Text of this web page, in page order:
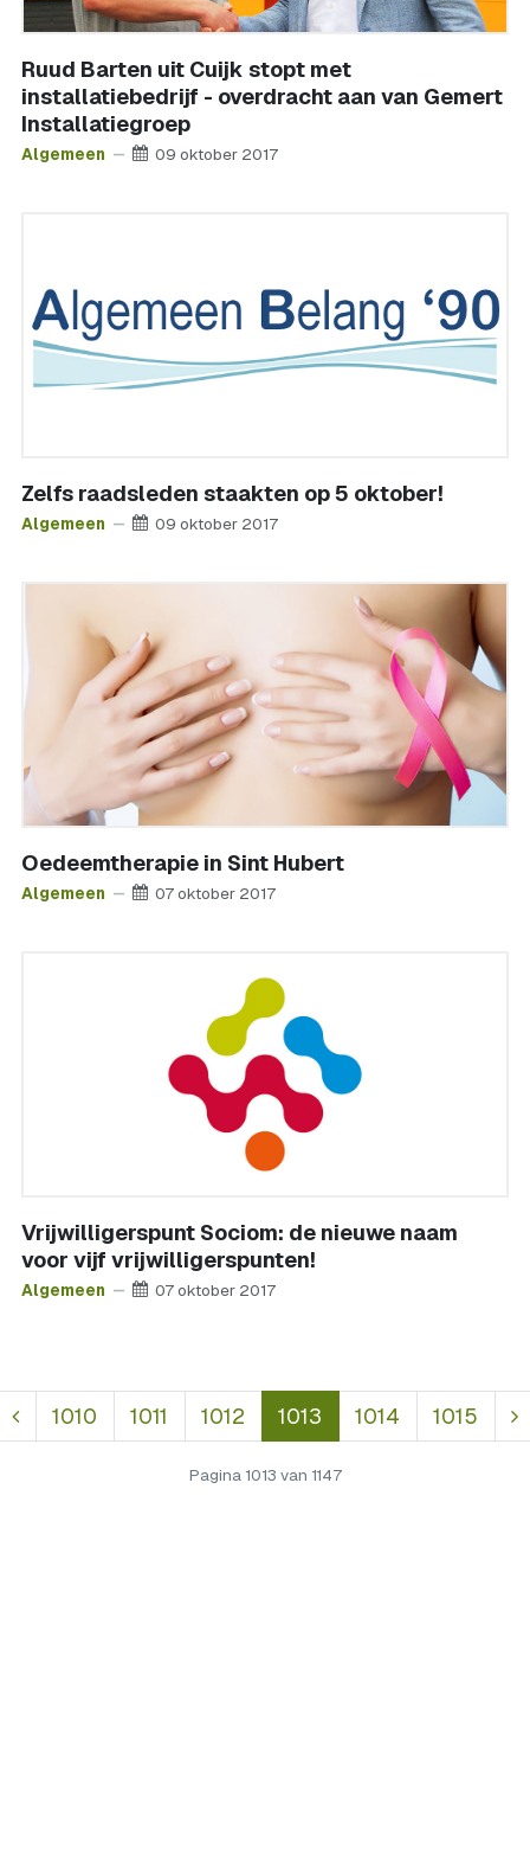
Ruud Barten uit Cuijk stopt met
installatiebedrijf - overdracht aan van Gemert
Installatiegroep
Algemeen 09 oktober 2017
Zelfs raadsleden staakten op 5 oktober!
Algemeen 09 oktober 2017
Oedeemtherapie in Sint Hubert
Algemeen 07 oktober 2017
Vrijwilligerspunt Sociom: de nieuwe naam
voor vijf vrijwilligerspunten!
Algemeen 07 oktober 2017
1010 1011 1012 1013 1014 1015
Pagina 1013 van 1147